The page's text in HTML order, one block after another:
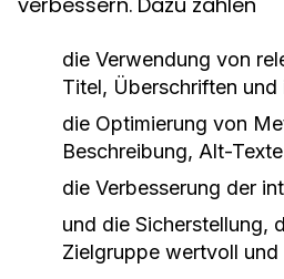
die Verwendung von
Titel, Überschriften und
die Optimierung von
Beschreibung, Alt-
die Verbesserung der
und die Sicherstellung,
Zielgruppe wertvoll und